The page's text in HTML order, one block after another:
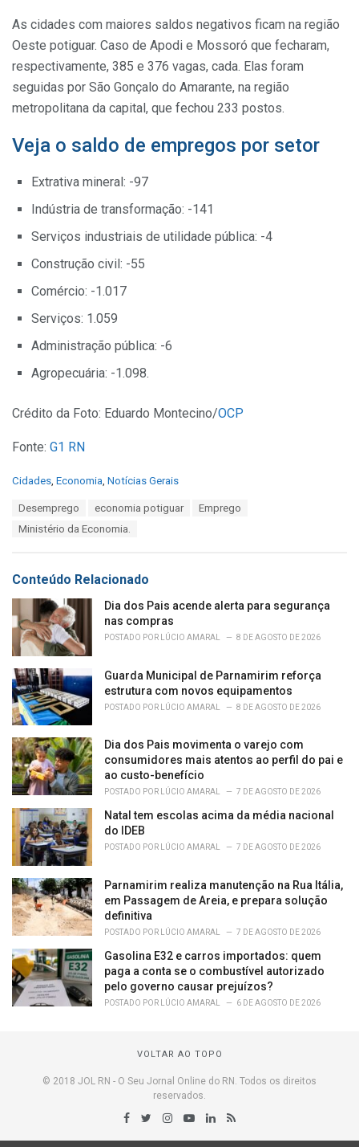
As cidades com maiores saldos negativos ficam na região
Oeste potiguar. Caso de Apodi e Mossoró que fecharam,
respectivamente, 385 e 376 vagas, cada. Elas foram
seguidas por São Gonçalo do Amarante, na região
metropolitana da capital, que fechou 233 postos.
Veja o saldo de empregos por setor
Extrativa mineral: -97
Indústria de transformação: -141
Serviços industriais de utilidade pública: -4
Construção civil: -55
Comércio: -1.017
Serviços: 1.059
Administração pública: -6
Agropecuária: -1.098.
Crédito da Foto: Eduardo Montecino/OCP
Fonte: G1 RN
C
i
e
:
Cidades, Economia, Notícias Gerais
Desemprego economia potiguar
Emprego
Ministério da Economia.
Conteúdo Relacionado
Dia dos Pais acende alerta para segurança
nas compras
POSTADO POR LÚCIO AMARAL 8 DE AGOSTO DE 2026
Guarda Municipal de Parnamirim reforça
estrutura com novos equipamentos
POSTADO POR LÚCIO AMARAL 8 DE AGOSTO DE 2026
Dia dos Pais movimenta o varejo com
consumidores mais atentos ao perfil do pai e
ao custo-benefício
POSTADO POR LÚCIO AMARAL 7 DE AGOSTO DE 2026
Natal tem escolas acima da média nacional
do IDEB
POSTADO POR LÚCIO AMARAL 7 DE AGOSTO DE 2026
Parnamirim realiza manutenção na Rua Itália,
em Passagem de Areia, e prepara solução
definitiva
POSTADO POR LÚCIO AMARAL 7 DE AGOSTO DE 2026
Gasolina E32 e carros importados: quem
paga a conta se o combustível autorizado
pelo governo causar prejuízos?
POSTADO POR LÚCIO AMARAL 6 DE AGOSTO DE 2026
VOLTAR AO TOPO
© 2018 JOL RN - O Seu Jornal Online do RN. Todos os direitos
reservados.